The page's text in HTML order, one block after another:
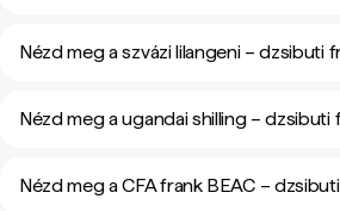
Nézd meg a szvázi lilangeni – dzsibuti
Nézd meg a ugandai shilling –
Nézd meg a CFA frank BEAC –